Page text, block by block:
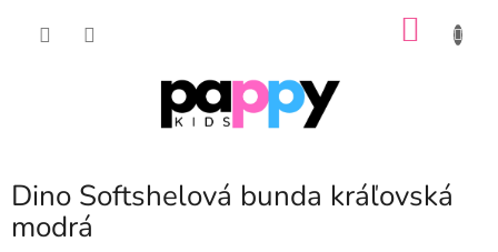
Dino Softshelová bunda kráľovská
modrá